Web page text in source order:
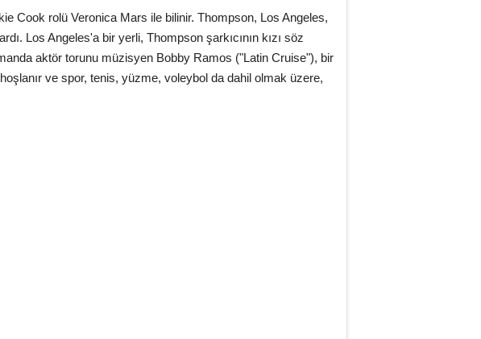
Cook rolü Veronica Mars ile bilinir. Thompson, Los Angeles,
Los Angeles'a bir yerli, Thompson şarkıcının kızı söz
aktör torunu müzisyen Bobby Ramos ("Latin Cruise"), bir
ve spor, tenis, yüzme, voleybol da dahil olmak üzere,